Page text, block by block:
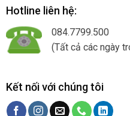
Hotline liên hệ:
084.7799.500
(Tất cả các ngày
Kết nối với chúng tôi